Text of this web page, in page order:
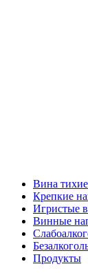
Вина тихие
Крепкие
Игристые
Винные
Продукты